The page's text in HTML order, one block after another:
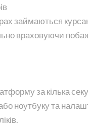
займаються
враховуючи
за кілька
ноутбуку та